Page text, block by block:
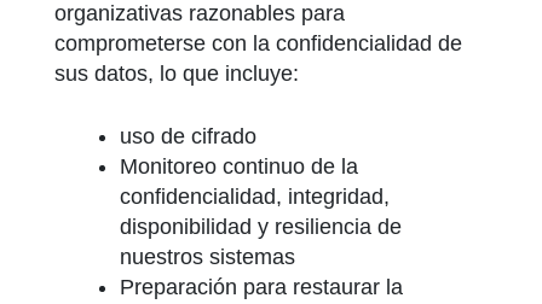
organizativas razonables para
comprometerse con la confidencialidad de
sus datos, lo que incluye:
uso de cifrado
Monitoreo continuo de la
confidencialidad, integridad,
disponibilidad y resiliencia de
nuestros sistemas
Preparación para restaurar la